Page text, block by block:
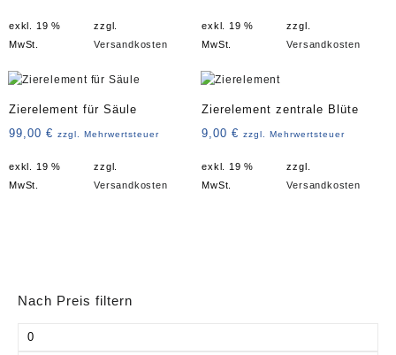
exkl. 19 %
MwSt.
zzgl.
Versandkosten
exkl. 19 %
MwSt.
zzgl.
Versandkosten
Zierelement für Säule
99,00 € zzgl. Mehrwertsteuer
exkl. 19 %
MwSt.
zzgl.
Versandkosten
Zierelement zentrale Blüte
9,00€ zzgl. Mehrwertsteuer
exkl. 19 %
MwSt.
zzgl.
Versandkosten
Nach Preis filtern
Min.